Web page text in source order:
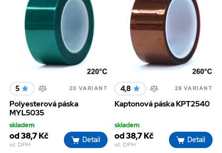
5 20 VARIANT
Polyesterová páska
MYL5035
skladem
od 38,7 Kč
vč. DPH
Detail
4,8 28 VARIANT
Kaptonová páska KPT2540
skladem
od 38,7 Kč
vč. DPH
Detail